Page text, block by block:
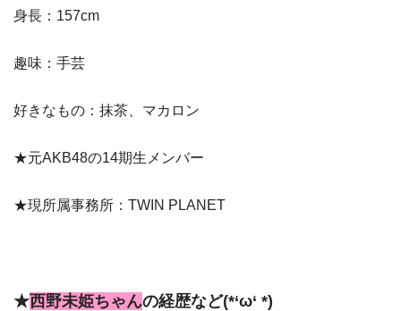
身長：157cm
趣味：手芸
好きなもの：抹茶、マカロン
★元AKB48の14期生メンバー
★現所属事務所：TWIN PLANET
★西野未姫ちゃんの経歴など(*‘ω‘ *)